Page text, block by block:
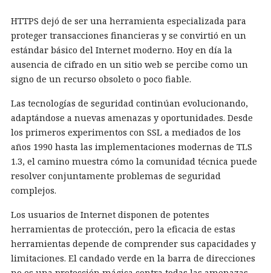
HTTPS dejó de ser una herramienta especializada para
proteger transacciones financieras y se convirtió en un
estándar básico del Internet moderno. Hoy en día la
ausencia de cifrado en un sitio web se percibe como un
signo de un recurso obsoleto o poco fiable.
Las tecnologías de seguridad continúan evolucionando,
adaptándose a nuevas amenazas y oportunidades. Desde
los primeros experimentos con SSL a mediados de los
años 1990 hasta las implementaciones modernas de TLS
1.3, el camino muestra cómo la comunidad técnica puede
resolver conjuntamente problemas de seguridad
complejos.
Los usuarios de Internet disponen de potentes
herramientas de protección, pero la eficacia de estas
herramientas depende de comprender sus capacidades y
limitaciones. El candado verde en la barra de direcciones